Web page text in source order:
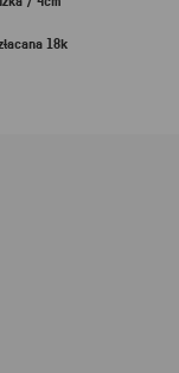
18k